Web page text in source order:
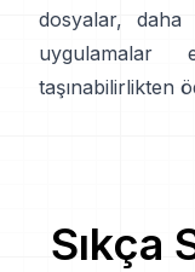
dosyalar,
taşınabilirlikten
Sıkça